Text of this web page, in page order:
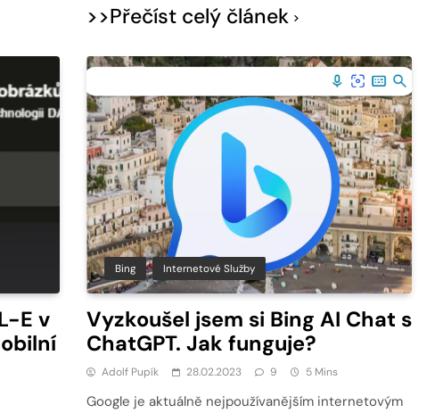
>>Přečíst celý článek
E v
Bing Internetové Služby
Vyzkoušel jsem si Bing AI Chat s
ChatGPT. Jak funguje?
Adolf Pupík 28.02.2023 9 5 Mins
Google je aktuálně nejpoužívanějším internetovým